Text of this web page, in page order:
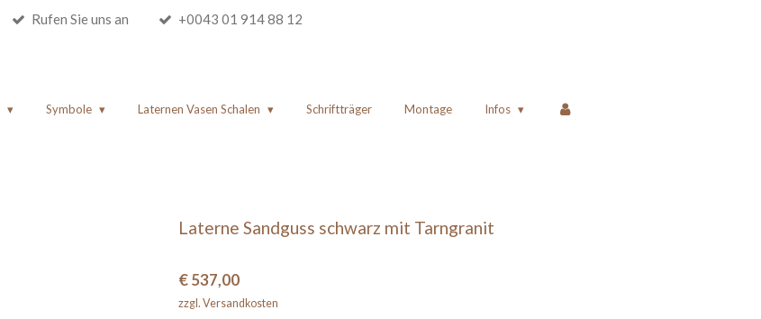
Rufen Sie uns an +0043 01 914 88 12
Symbole Laternen Vasen Schalen Schriftträger Montage Infos
Laterne Sandguss schwarz mit Tarngranit
€ 537,00
zzgl. Versandkosten